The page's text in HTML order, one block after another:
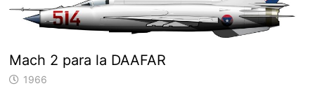
Mach 2 para la DAAFAR
1966